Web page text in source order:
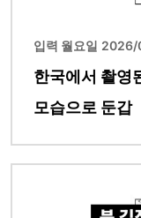
입력 월요일
한국에서 촬영
모습으로 둔갑